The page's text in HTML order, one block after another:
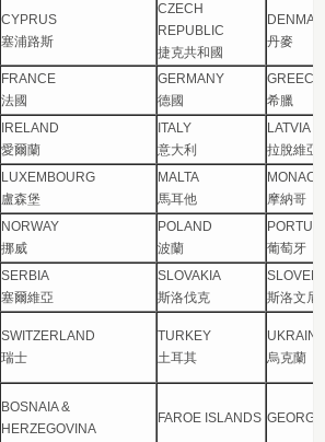
CYPRUS
塞浦路斯
CZECH
REPUBLIC
捷克共和國
丹麥
FRANCE
法國
GERMANY
德國
GREECE
希臘
IRELAND
愛爾蘭
ITALY
意大利
LATVIA
拉脫維亞
LUXEMBOURG
盧森堡
MALTA
馬耳他
MONACO
摩納哥
NORWAY
挪威
POLAND
波蘭
葡萄牙
SERBIA
塞爾維亞
SLOVAKIA
斯洛伐克
斯洛文尼
SWITZERLAND
瑞士
TURKEY
土耳其
UKRAINE
烏克蘭
BOSNAIA &
HERZEGOVINA
FAROE ISLANDS